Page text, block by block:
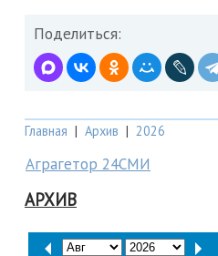
Поделиться:
Главная | Архив | 2026
Аграгетор 24СМИ
АРХИВ